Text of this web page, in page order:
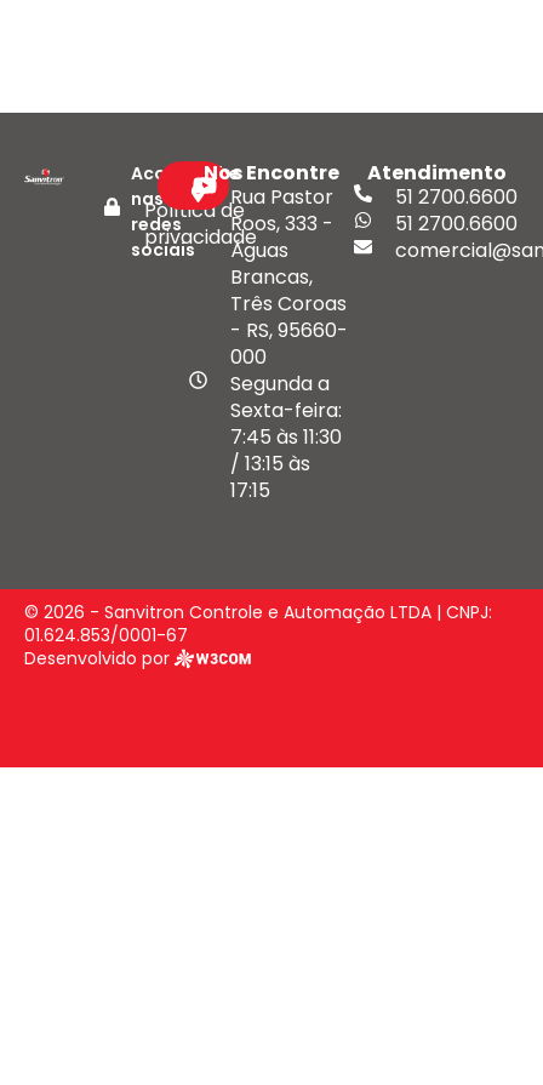
Política de
privacidade
Acompanhe
nas
redes
sociais
Nos Encontre
Rua Pastor
Roos, 333 -
Águas
Brancas,
Três Coroas
- RS, 95660-
000
Segunda a
Sexta-feira:
7:45 às 11:30
/ 13:15 às
17:15
Atendimento
51 2700.6600
51 2700.6600
© 2026 - Sanvitron Controle e Automação LTDA | CNPJ:
01.624.853/0001-67
Desenvolvido por